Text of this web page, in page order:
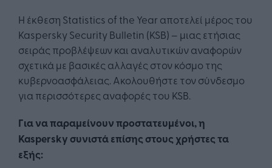
Η έκθεση Statistics of the Year αποτελεί μέρος του
Kaspersky Security Bulletin (KSB) – μιας ετήσιας
σειράς προβλέψεων και αναλυτικών αναφορών
σχετικά με βασικές αλλαγές στον κόσμο της
κυβερνοασφάλειας. Ακολουθήστε τον σύνδεσμο
για περισσότερες αναφορές του KSB.
Για να παραμείνουν προστατευμένοι, η
Kaspersky συνιστά επίσης στους χρήστες τα
εξής: